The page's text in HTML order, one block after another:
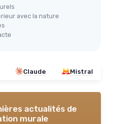
avec la nature
Claude Mistral
actualités de
murale